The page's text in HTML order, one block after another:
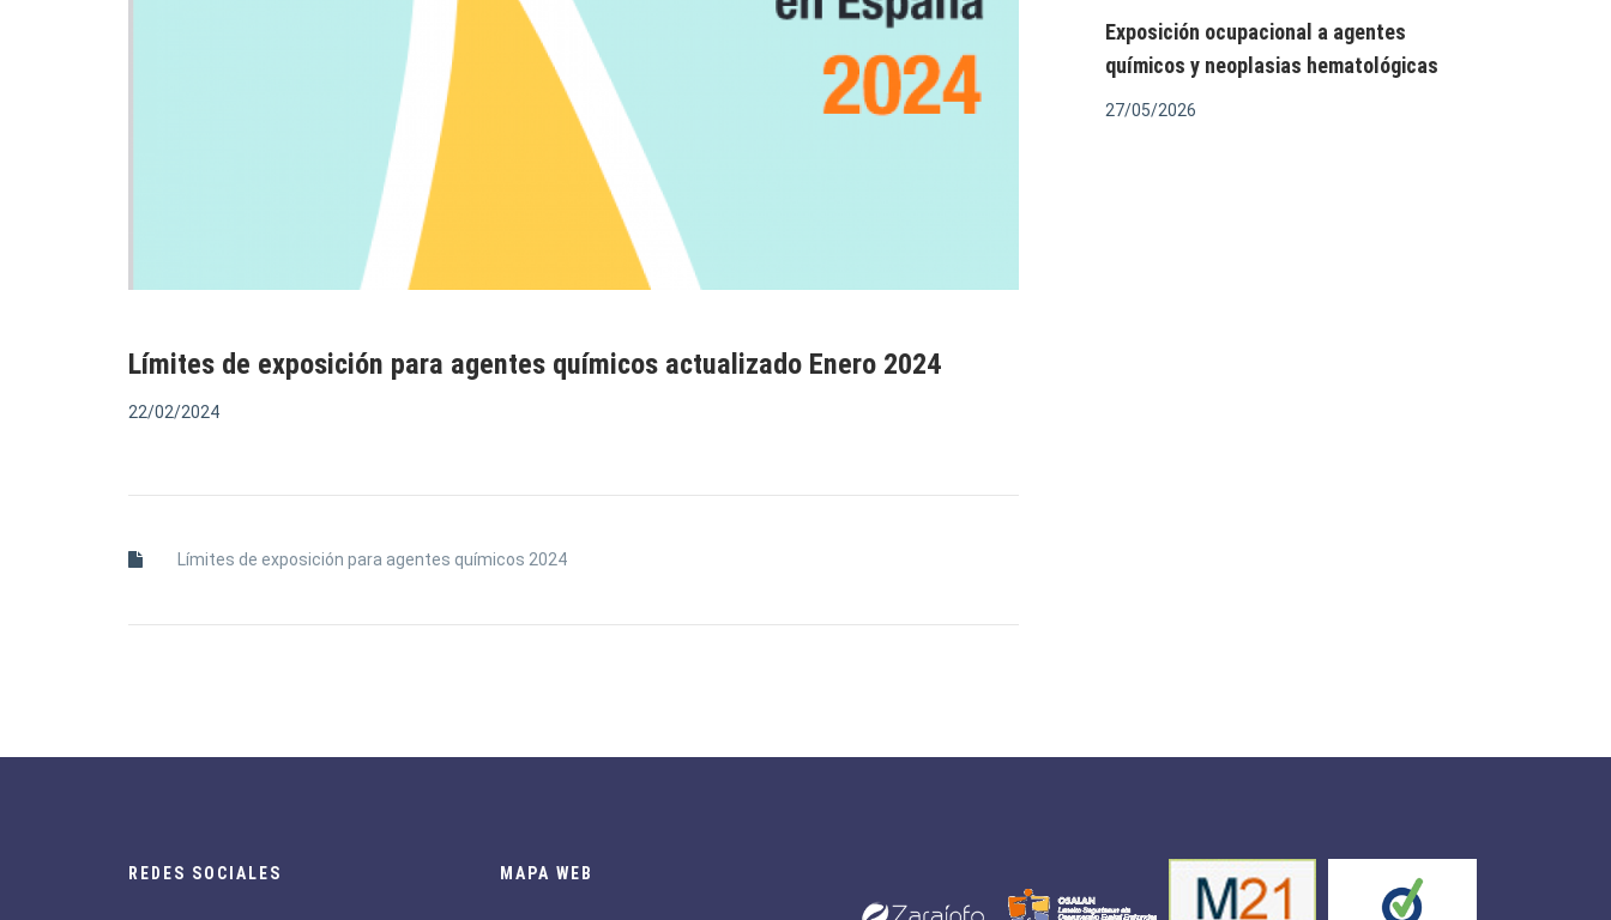
Límites de exposición para agentes químicos actualizado Enero 2024
22/02/2024
Límites de exposición para agentes químicos 2024
Exposición ocupacional a agentes
químicos y neoplasias hematológicas
27/05/2026
REDES SOCIALES MAPA WEB